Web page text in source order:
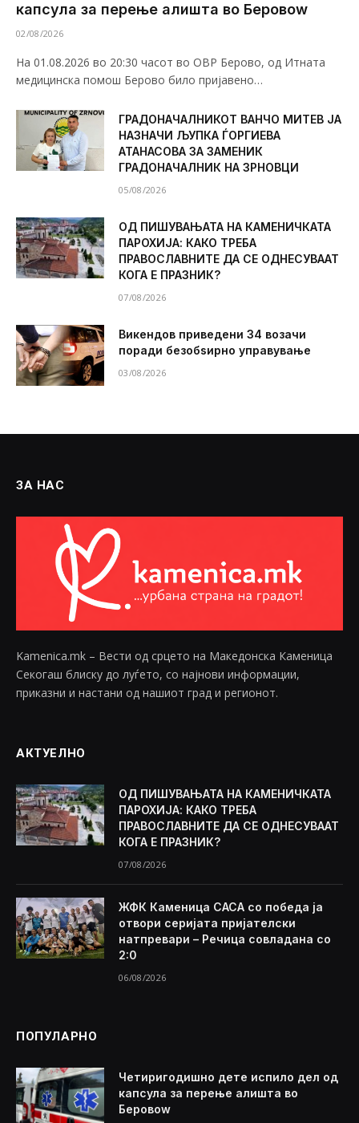
капсула за перење алишта во Беровоw
02/08/2026
На 01.08.2026 во 20:30 часот во ОВР Берово, од Итната
медицинска помош Берово било пријавено…
ГРАДОНАЧАЛНИКОТ ВАНЧО МИТЕВ ЈА
НАЗНАЧИ ЉУПКА ЃОРГИЕВА
АТАНАСОВА ЗА ЗАМЕНИК
ГРАДОНАЧАЛНИК НА ЗРНОВЦИ
05/08/2026
ОД ПИШУВАЊАТА НА КАМЕНИЧКАТА
ПАРОХИЈА: КАКО ТРЕБА
ПРАВОСЛАВНИТЕ ДА СЕ ОДНЕСУВААТ
КОГА Е ПРАЗНИК?
07/08/2026
Викендов приведени 34 возачи
поради безобѕирно управување
03/08/2026
ЗА НАС
Kamenica.mk – Вести од срцето на Македонска Каменица
Секогаш блиску до луѓето, со најнови информации,
приказни и настани од нашиот град и регионот.
АКТУЕЛНО
ОД ПИШУВАЊАТА НА КАМЕНИЧКАТА
ПАРОХИЈА: КАКО ТРЕБА
ПРАВОСЛАВНИТЕ ДА СЕ ОДНЕСУВААТ
КОГА Е ПРАЗНИК?
07/08/2026
ЖФК Каменица САСА со победа ја
отвори серијата пријателски
натпревари – Речица совладана со
2:0
06/08/2026
ПОПУЛАРНО
Четиригодишно дете испило дел од
капсула за перење алишта во
Беровоw